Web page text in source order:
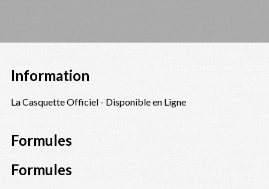
Information
La Casquette Officiel - Disponible en Ligne
Formules
Formules